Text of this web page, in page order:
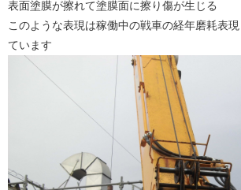
表面塗膜が擦れて塗膜面に擦り傷が生じる
このような表現は稼働中の戦車の経年磨耗表
ています